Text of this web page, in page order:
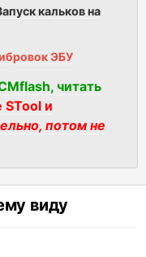
кальков на
ЭБУ
читать
STool и
потом не
виду